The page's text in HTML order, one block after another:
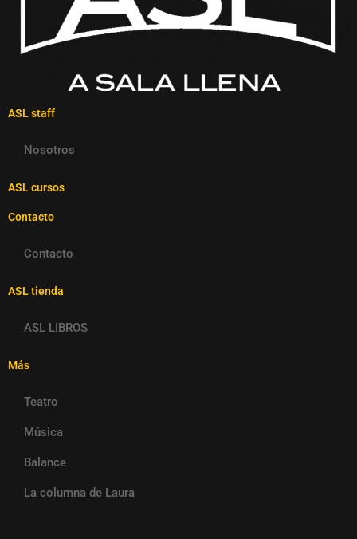
ASL staff
Nosotros
ASL cursos
Contacto
Contacto
ASL tienda
ASL LIBROS
Más
Teatro
Música
Balance
La columna de Laura